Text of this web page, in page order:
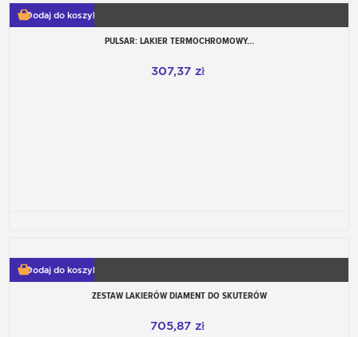
Dodaj do koszyka
PULSAR: LAKIER TERMOCHROMOWY...
307,37 zł
Dodaj do koszyka
ZESTAW LAKIERÓW DIAMENT DO SKUTERÓW
705,87 zł